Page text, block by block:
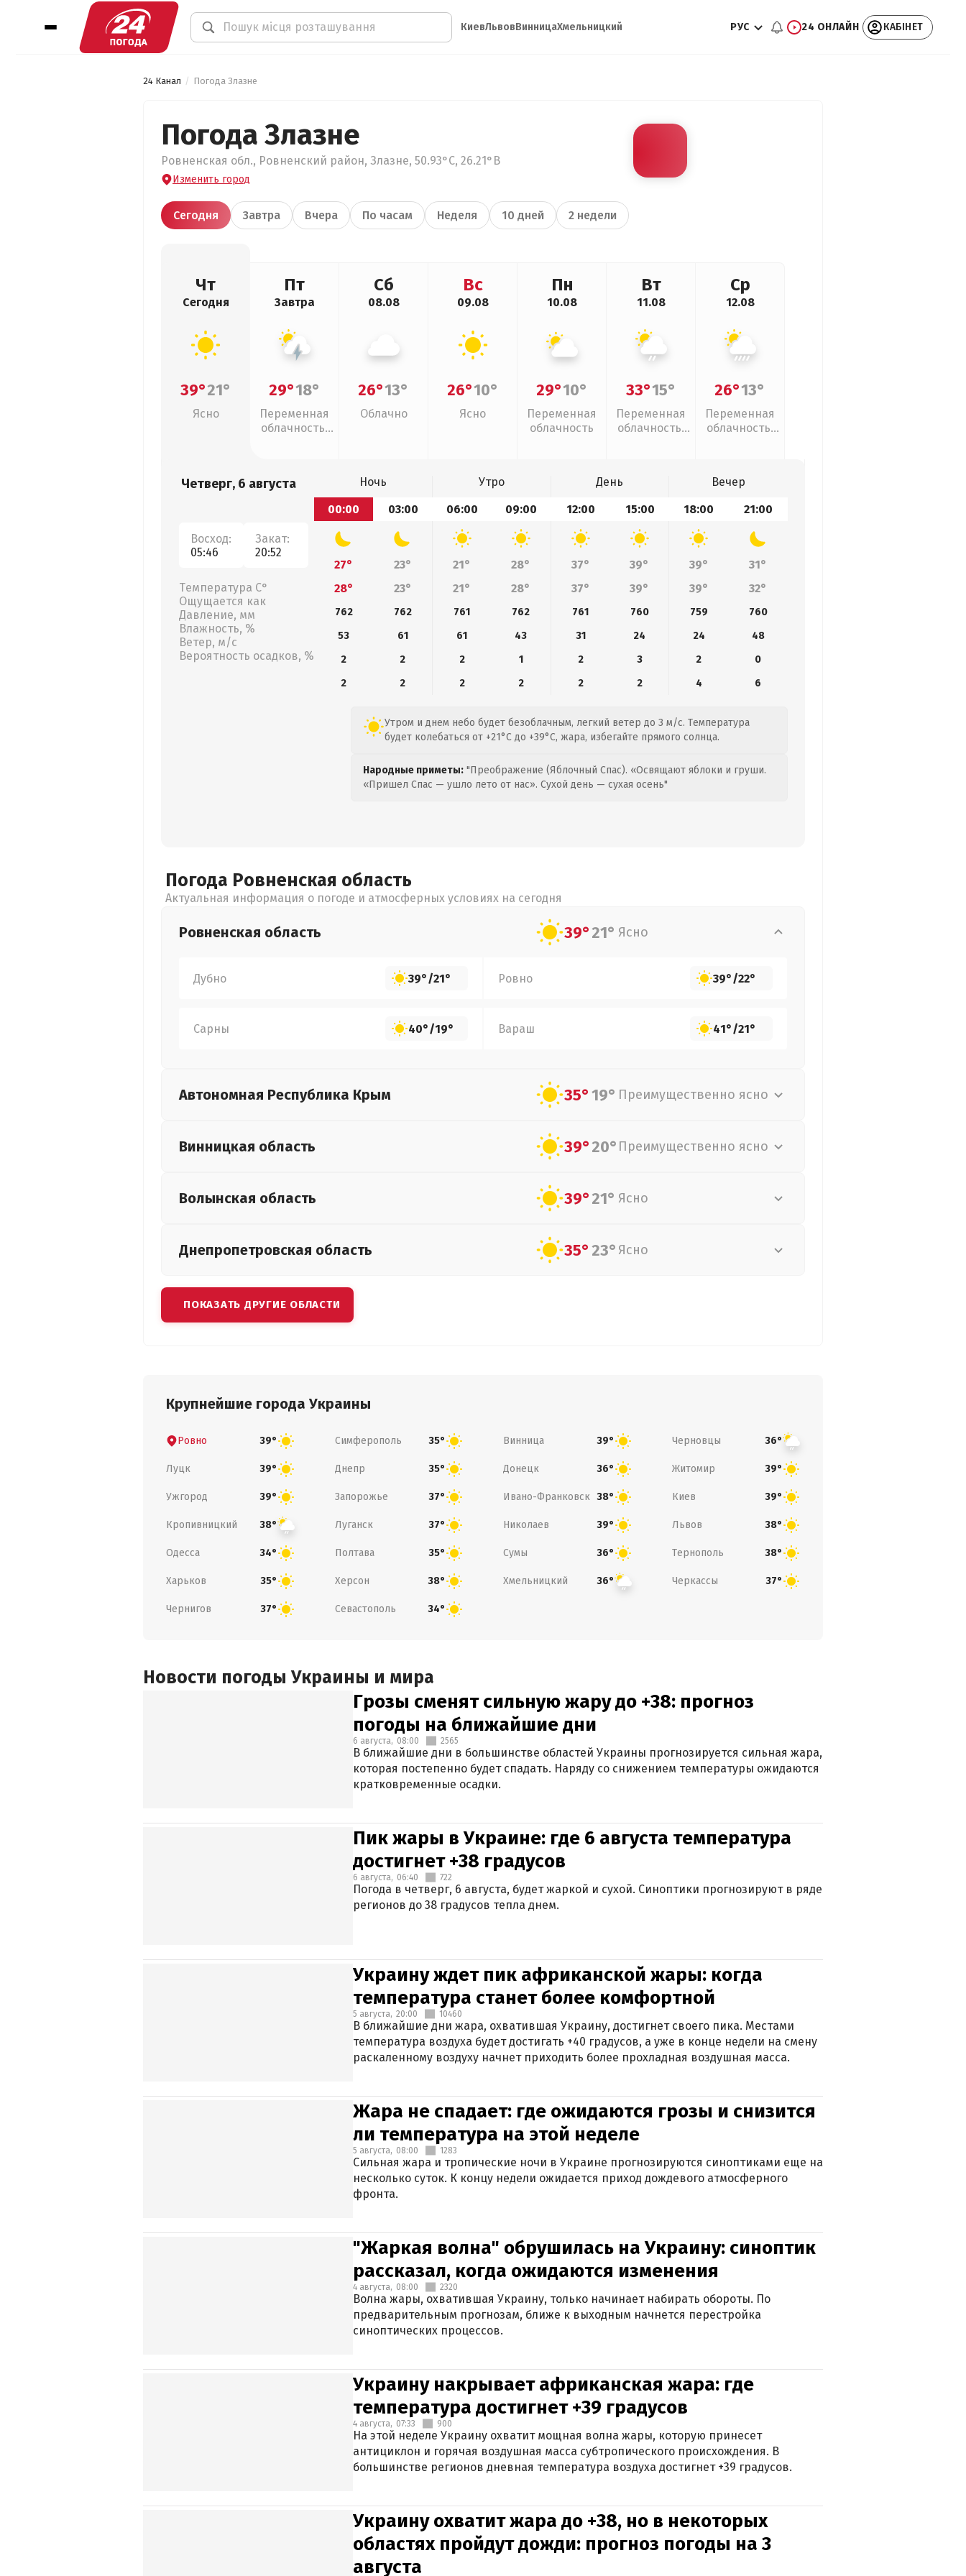
КиевЛьвовВинницаХмельницкий РУС 24 ОНЛАЙН КАБІНЕТ
24 Канал Погода Злазне
Погода Злазне
Ровненская обл., Ровненский район, Злазне, 50.93°С, 26.21°В
Изменить город
Сегодня Завтра Вчера По часам Неделя 10 дней 2 недели
Чт
Сегодня
39°21°
Ясно
Пт
Завтра
29°18°
Переменная
облачность,
Сб
08.08
26°13°
Облачно
Вс
09.08
26°10°
Ясно
Пн
10.08
29°10°
Переменная
облачность
Вт
11.08
33°15°
Переменная
облачность,
Ср
12.08
26°13°
Переменная
облачность,
Четверг, 6 августа
Восход:
05:46
Закат:
20:52
Температура С°
Ощущается как
Давление, мм
Влажность, %
Ветер, м/с
Вероятность осадков, %
Ночь Утро День
Вечер
00:00
03:00 06:00 09:00 12:00 15:00 18:00 21:00
27° 23° 21° 28° 37° 39° 39°
31°
28°
23° 21° 28° 37° 39° 39° 32°
762 762 761 762 761 760 759
760
53
61 61 43 31 24 24
48
2
2 2 1 2 3 2
0
2
2 2 2 2 2 4 6
Утром и днем небо будет безоблачным, легкий ветер до 3 м/с. Температура
будет колебаться от +21°C до +39°C, жара, избегайте прямого солнца.
Народные приметы: "Преображение (Яблочный Спас). «Освящают яблоки и груши.
«Пришел Спас — ушло лето от нас». Сухой день — сухая осень"
Погода Ровненская область
Актуальная информация о погоде и атмосферных условиях на сегодня
Ровненская область 39°21° Ясно
Дубно 39°/21° Ровно 39°/22°
Сарны 40°/19° Вараш 41°/21°
Автономная Республика Крым 35°19° Преимущественно ясно
Винницкая область 39°20° Преимущественно ясно
Волынская область 39°21° Ясно
Днепропетровская область 35°23° Ясно
ПОКАЗАТЬ ДРУГИЕ ОБЛАСТИ
Крупнейшие города Украины
Ровно 39° Симферополь 35° Винница 39° Черновцы 36°
Луцк 39° Днепр 35° Донецк 36° Житомир 39°
Ужгород 39° Запорожье 37° Ивано-Франковск 38° Киев 39°
Кропивницкий 38° Луганск 37° Николаев 39° Львов 38°
Одесса 34° Полтава 35° Сумы 36° Тернополь 38°
Харьков 35° Херсон 38° Хмельницкий 36° Черкассы 37°
Чернигов 37° Севастополь 34°
Новости погоды Украины и мира
Грозы сменят сильную жару до +38: прогноз
погоды на ближайшие дни
6 августа, 08:00 2565
В ближайшие дни в большинстве областей Украины прогнозируется сильная жара,
которая постепенно будет спадать. Наряду со снижением температуры ожидаются
кратковременные осадки.
Пик жары в Украине: где 6 августа температура
достигнет +38 градусов
6 августа, 06:40 722
Погода в четверг, 6 августа, будет жаркой и сухой. Синоптики прогнозируют в ряде
регионов до 38 градусов тепла днем.
Украину ждет пик африканской жары: когда
температура станет более комфортной
5 августа, 20:00 10460
В ближайшие дни жара, охватившая Украину, достигнет своего пика. Местами
температура воздуха будет достигать +40 градусов, а уже в конце недели на смену
раскаленному воздуху начнет приходить более прохладная воздушная масса.
Жара не спадает: где ожидаются грозы и снизится
ли температура на этой неделе
5 августа, 08:00 1283
Сильная жара и тропические ночи в Украине прогнозируются синоптиками еще на
несколько суток. К концу недели ожидается приход дождевого атмосферного
фронта.
"Жаркая волна" обрушилась на Украину: синоптик
рассказал, когда ожидаются изменения
4 августа, 08:00 2320
Волна жары, охватившая Украину, только начинает набирать обороты. По
предварительным прогнозам, ближе к выходным начнется перестройка
синоптических процессов.
Украину накрывает африканская жара: где
температура достигнет +39 градусов
4 августа, 07:33 900
На этой неделе Украину охватит мощная волна жары, которую принесет
антициклон и горячая воздушная масса субтропического происхождения. В
большинстве регионов дневная температура воздуха достигнет +39 градусов.
Украину охватит жара до +38, но в некоторых
областях пройдут дожди: прогноз погоды на 3
августа